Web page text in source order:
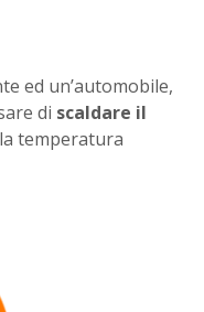
ed un’automobile,
di scaldare il
temperatura